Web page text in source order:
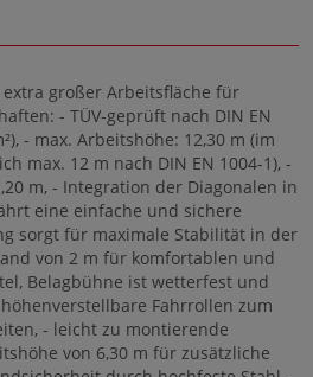
extra großer Arbeitsfläche für
- TÜV-geprüft nach DIN EN
- max. Arbeitshöhe: 12,30 m (im
max. 12 m nach DIN EN 1004-1), -
m, - Integration der Diagonalen in
eine einfache und sichere
sorgt für maximale Stabilität in der
von 2 m für komfortablen und
Belagbühne ist wetterfest und
Fahrrollen zum
- leicht zu montierende
von 6,30 m für zusätzliche